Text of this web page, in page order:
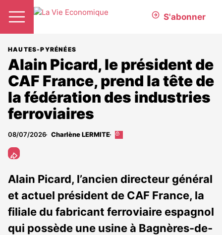
S'abonner
HAUTES-PYRÉNÉES
Alain Picard, le président de
CAF France, prend la tête de
la fédération des industries
ferroviaires
08/07/2026 Charlène LERMITE
Cet
abonnés
Alain Picard, l’ancien directeur général
et actuel président de CAF France, la
filiale du fabricant ferroviaire espagnol
qui possède une usine à Bagnères-de-